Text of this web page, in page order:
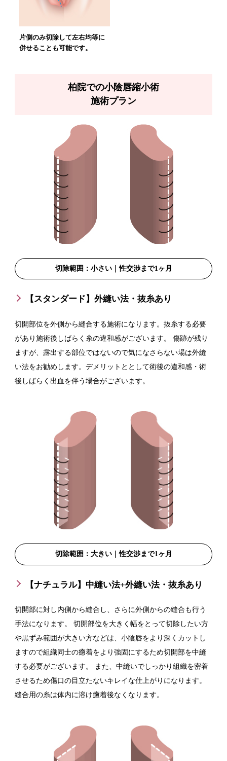
片側のみ切除して左右均等に
併せることも可能です。
柏院での小陰唇縮小術
施術プラン
切除範囲：小さい｜性交渉まで1ヶ月
【スタンダード】外縫い法・抜糸あり
切開部位を外側から縫合する施術になります。抜糸する必要
があり施術後しばらく糸の違和感がございます。 傷跡が残り
ますが、露出する部位ではないので気になさらない場は外縫
い法をお勧めします。デメリットととして術後の違和感・術
後しばらく出血を伴う場合がございます。
切除範囲：大きい｜性交渉まで1ヶ月
【ナチュラル】中縫い法+外縫い法・抜糸あり
切開部に対し内側から縫合し、さらに外側からの縫合も行う
手法になります。 切開部位を大きく幅をとって切除したい方
や黒ずみ範囲が大きい方などは、小陰唇をより深くカットし
ますので組織同士の癒着をより強固にするため切開部を中縫
する必要がございます。 また、中縫いでしっかり組織を密着
させるため傷口の目立たないキレイな仕上がりになります。
縫合用の糸は体内に溶け癒着後なくなります。